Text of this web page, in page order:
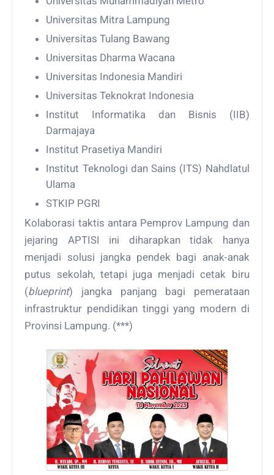
Universitas Mitra Lampung
Universitas Tulang Bawang
Universitas Dharma Wacana
Universitas Indonesia Mandiri
Universitas Teknokrat Indonesia
Institut Informatika dan Bisnis (IIB)
Darmajaya
Institut Prasetiya Mandiri
Institut Teknologi dan Sains (ITS) Nahdlatul
Ulama
STKIP PGRI
Kolaborasi taktis antara Pemprov Lampung dan
jejaring APTISI ini diharapkan tidak hanya
menjadi solusi jangka pendek bagi anak-anak
putus sekolah, tetapi juga menjadi cetak biru
(blueprint) jangka panjang bagi pemerataan
infrastruktur pendidikan tinggi yang modern di
Provinsi Lampung. (***)